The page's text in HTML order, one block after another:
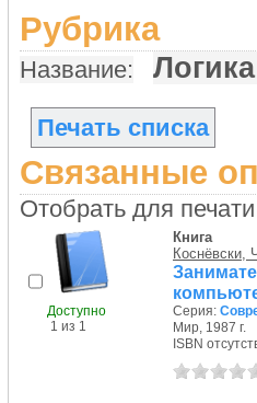
Рубрика
Название:
Печать списка
Связанные
Отобрать для
Доступно
1 из 1
Книга
Коснёвски,
Серия:
Мир, 1987 г.
ISBN